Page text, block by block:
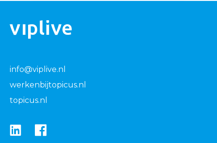
info@viplive.nl
werkenbijtopicus.nl
topicus.nl